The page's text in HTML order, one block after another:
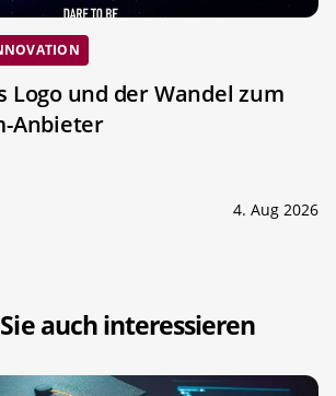
Logo und der Wandel zum
Anbieter
4. Aug 2026
auch interessieren